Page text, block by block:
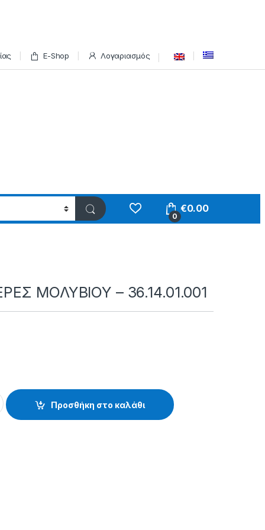
E-Shop Λογαριασμός
0
€0.00
ΜΟΛΥΒΙΟΥ – 36.14.01.001
- 36.14.01.001 quantity
Προσθήκη στο καλάθι